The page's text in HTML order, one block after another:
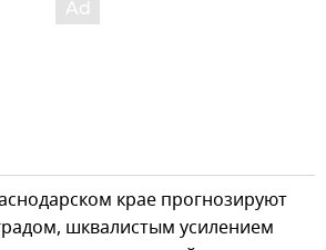
крае прогнозируют
шквалистым усилением